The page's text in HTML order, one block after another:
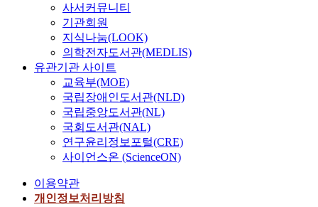
사서커뮤니티
기관회원
지식나눔(LOOK)
의학전자도서관(MEDLIS)
유관기관 사이트
교육부(MOE)
국립장애인도서관(NLD)
국립중앙도서관(NL)
국회도서관(NAL)
연구윤리정보포털(CRE)
사이언스온 (ScienceON)
이용약관
개인정보처리방침